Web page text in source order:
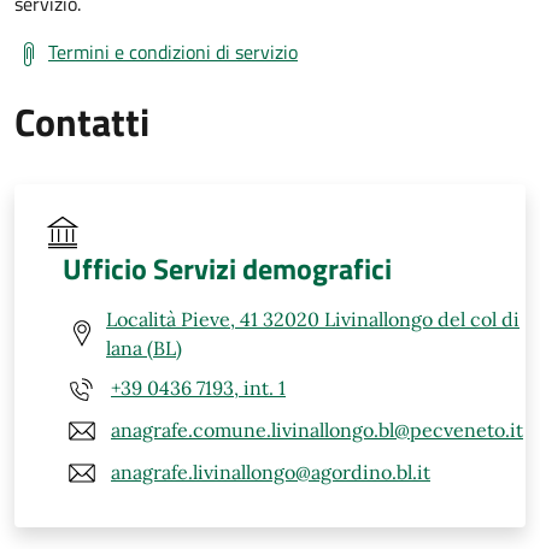
Termini e condizioni di servizio
Contatti
Ufficio Servizi demografici
Località Pieve, 41 32020 Livinallongo del col di
lana (BL)
+39 0436 7193, int. 1
anagrafe.comune.livinallongo.bl@pecveneto.it
anagrafe.livinallongo@agordino.bl.it